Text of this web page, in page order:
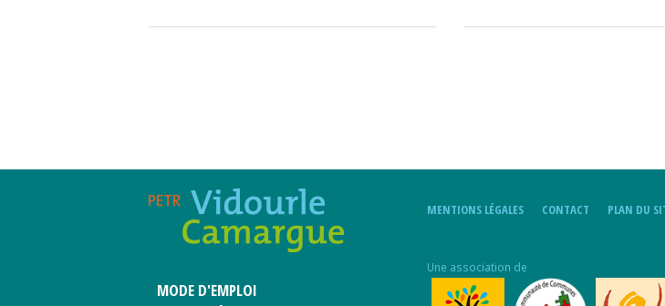
MODE D'EMPLOI
MENTIONS LÉGALES CONTACT PLAN DU
Une association de